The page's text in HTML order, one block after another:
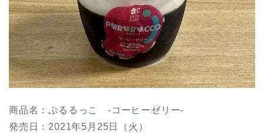
商品名：ぷるるっこ -コーヒーゼリー-
発売日：2021年5月25日（火）